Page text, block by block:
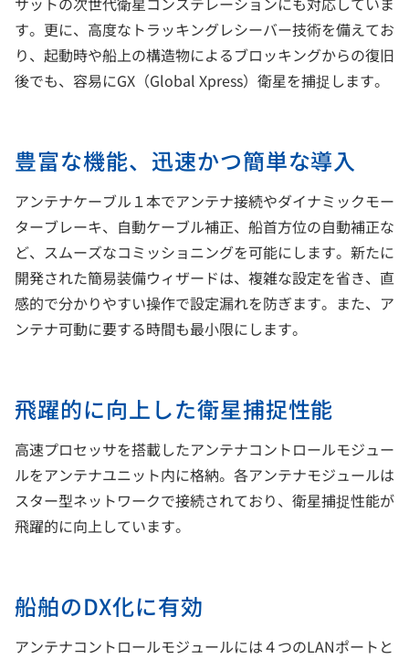
す。更に、高度なトラッキングレシーバー技術を備えてお
り、起動時や船上の構造物によるブロッキングからの復旧
後でも、容易にGX（Global Xpress）衛星を捕捉します。
豊富な機能、迅速かつ簡単な導入
アンテナケーブル１本でアンテナ接続やダイナミックモー
ターブレーキ、自動ケーブル補正、船首方位の自動補正な
ど、スムーズなコミッショニングを可能にします。新たに
開発された簡易装備ウィザードは、複雑な設定を省き、直
感的で分かりやすい操作で設定漏れを防ぎます。また、ア
ンテナ可動に要する時間も最小限にします。
飛躍的に向上した衛星捕捉性能
高速プロセッサを搭載したアンテナコントロールモジュー
ルをアンテナユニット内に格納。各アンテナモジュールは
スター型ネットワークで接続されており、衛星捕捉性能が
飛躍的に向上しています。
船舶のDX化に有効
アンテナコントロールモジュールには４つのLANポートと